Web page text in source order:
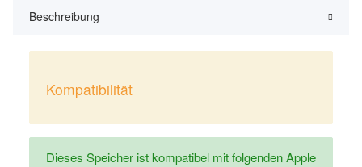
Beschreibung
Kompatibilität
Dieses Speicher ist kompatibel mit folgenden Apple